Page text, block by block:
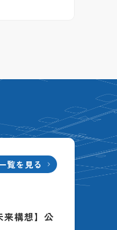
覧を見る
来構想】公